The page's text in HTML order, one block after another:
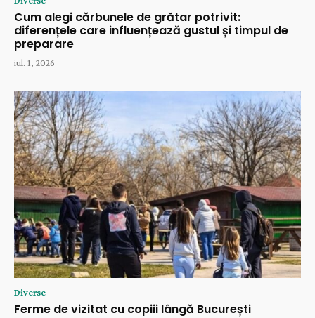
Cum alegi cărbunele de grătar potrivit:
diferențele care influențează gustul și timpul de
preparare
iul. 1, 2026
Diverse
Ferme de vizitat cu copiii lângă București